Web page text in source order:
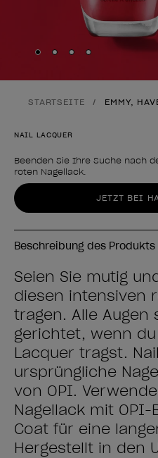
Skip to slide
Skip to slide
Skip to slide
Skip to slide
STARTSEITE EMMY,
NAIL LACQUER
Beenden Sie Ihre Suche nach
roten Nagellack.
Form des Produkts
JETZT BEI
Beschreibung des Produkts
Seien Sie mutig
diesen intensiven
tragen. Alle Augen
gerichtet, wenn
Lacquer trägst.
ursprüngliche
von OPI.
Nagellack mit OPI-
Coat für eine
Hergestellt in den